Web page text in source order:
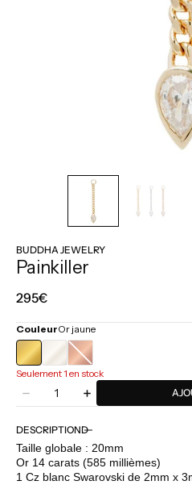
BUDDHA JEWELRY
Painkiller
Prix
295€
CouleurOr jaune
OR
ROSE
Seulement 1 en stock
Diminuer
quantité
pour
Buddha
Jewelry
Quantité
Augmenter
quantité
pour
Buddha
Jewelry
DESCRIPTION
Taille globale : 20mm
Or 14 carats (585 millièmes)
1 Cz blanc Swarovski de 2mm x